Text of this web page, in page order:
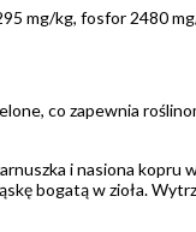
mg/kg, fosfor 2480
co zapewnia
i nasiona kopru
bogatą w zioła.